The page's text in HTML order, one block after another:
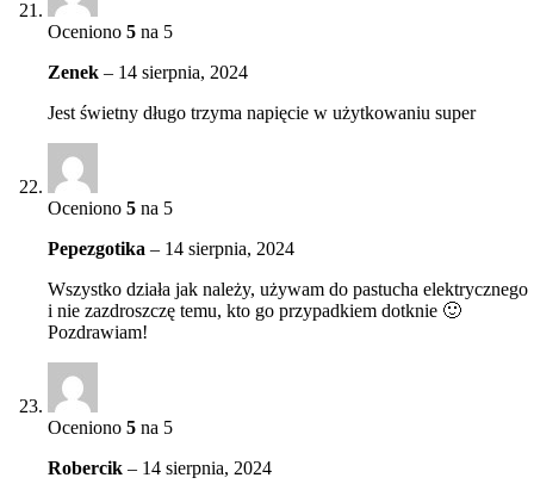
Oceniono 5 na 5
Zenek – 14 sierpnia, 2024
Jest świetny długo trzyma napięcie w użytkowaniu super
Oceniono 5 na 5
Pepezgotika – 14 sierpnia, 2024
Wszystko działa jak należy, używam do pastucha elektrycznego
i nie zazdroszczę temu, kto go przypadkiem dotknie 🙂
Pozdrawiam!
Oceniono 5 na 5
Robercik – 14 sierpnia, 2024